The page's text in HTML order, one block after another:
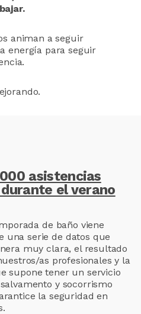
animan a seguir
energía para seguir
asistencias
el verano
de baño viene
una serie de datos que
muy clara, el resultado
as profesionales y la
supone tener un servicio
y socorrismo
la seguridad en